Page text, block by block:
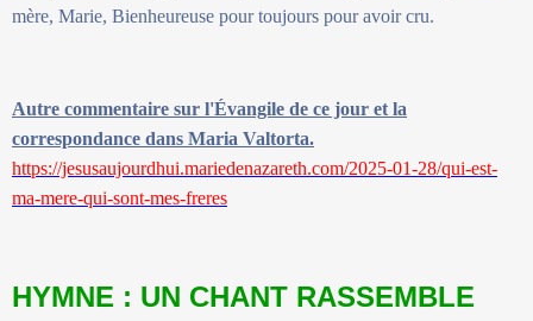
mère, Marie, Bienheureuse pour toujours pour avoir cru.
Autre commentaire sur l'Évangile de ce jour et la
correspondance dans Maria Valtorta.
https://jesusaujourdhui.mariedenazareth.com/2025-01-28/qui-est-
ma-mere-qui-sont-mes-freres
HYMNE : UN CHANT RASSEMBLE